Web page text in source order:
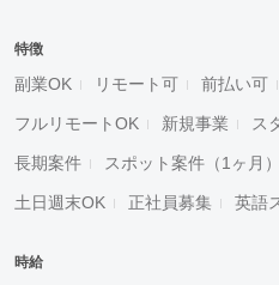
特徴
副業OK リモート可 前払い可
フルリモートOK 新規事業 ス
長期案件 スポット案件（1ヶ月）
土日週末OK 正社員募集 英語
時給